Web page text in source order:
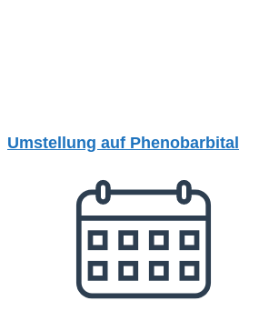
Umstellung auf Phenobarbital